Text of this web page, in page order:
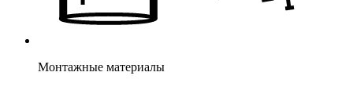
Монтажные материалы